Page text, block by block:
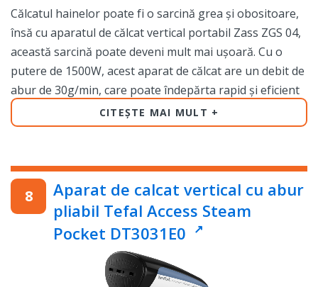
Călcatul hainelor poate fi o sarcină grea și obositoare,
însă cu aparatul de călcat vertical portabil Zass ZGS 04,
această sarcină poate deveni mult mai ușoară. Cu o
putere de 1500W, acest aparat de călcat are un debit de
abur de 30g/min, care poate îndepărta rapid și eficient
toate cutele și nedoritatile de pe haine.
ideal pentru persoanele care sunt întotdeauna în
mișcare. Cu un incalzitor de aluminiu, aparatul produce
abur în cantități mari, ceea ce înseamnă că veți putea
călca hainele într-un timp scurt și fără efort.
Panoul de control cu comutator tactil face ca utilizarea
acestui aparat să fie și mai ușoară. Nu trebuie să
CITEȘTE MAI MULT
Aparat de calcat vertical cu abur
pliabil Tefal Access Steam
Pocket DT3031E0